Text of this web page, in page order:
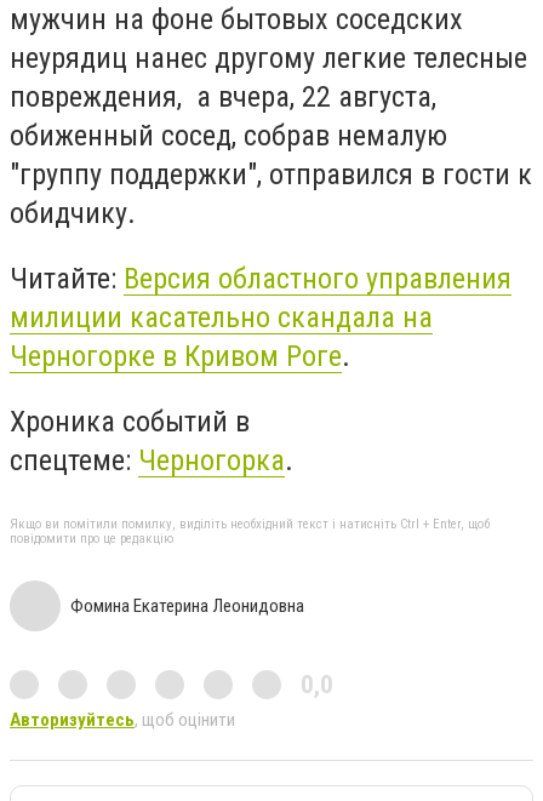
мужчин на фоне бытовых соседских
неурядиц нанес другому легкие телесные
повреждения, а вчера, 22 августа,
обиженный сосед, собрав немалую
"группу поддержки", отправился в гости к
обидчику.
Читайте: Версия областного управления
милиции касательно скандала на
Черногорке в Кривом Роге.
Хроника событий в
спецтеме: Черногорка.
Якщо ви помітили помилку, виділіть необхідний текст і натисніть Ctrl + Enter, щоб
повідомити про це редакцію
Фомина Екатерина Леонидовна
0,0
Авторизуйтесь, щоб оцінити